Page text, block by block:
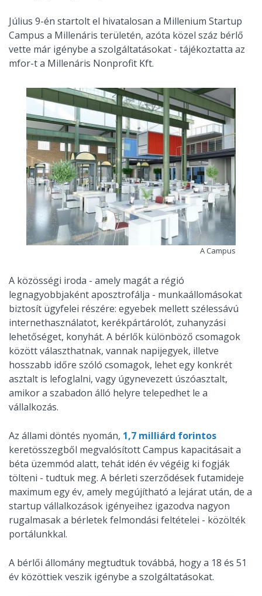
Július 9-én startolt el hivatalosan a Millenium Startup
Campus a Millenáris területén, azóta közel száz bérlő
vette már igénybe a szolgáltatásokat - tájékoztatta az
mfor-t a Millenáris Nonprofit Kft.
A Campus
A közösségi iroda - amely magát a régió
legnagyobbjaként aposztrofálja - munkaállomásokat
biztosít ügyfelei részére: egyebek mellett szélessávú
internethasználatot, kerékpártárolót, zuhanyzási
lehetőséget, konyhát. A bérlők különböző csomagok
között választhatnak, vannak napijegyek, illetve
hosszabb időre szóló csomagok, lehet egy konkrét
asztalt is lefoglalni, vagy úgynevezett úszóasztalt,
amikor a szabadon álló helyre telepedhet le a
vállalkozás.
Az állami döntés nyomán, 1,7 milliárd forintos
keretösszegből megvalósított Campus kapacitásait a
béta üzemmód alatt, tehát idén év végéig ki fogják
tölteni - tudtuk meg. A bérleti szerződések futamideje
maximum egy év, amely megújítható a lejárat után, de a
startup vállalkozások igényeihez igazodva nagyon
rugalmasak a bérletek felmondási feltételei - közölték
portálunkkal.
A bérlői állomány megtudtuk továbbá, hogy a 18 és 51
év közöttiek veszik igénybe a szolgáltatásokat.